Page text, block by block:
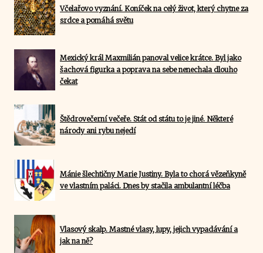
Včelařovo vyznání. Koníček na celý život, který chytne za
srdce a pomáhá světu
Mexický král Maxmilián panoval velice krátce. Byl jako
šachová figurka a poprava na sebe nenechala dlouho
čekat
Štědrovečerní večeře. Stát od státu to je jiné. Některé
národy ani rybu nejedí
Mánie šlechtičny Marie Justiny. Byla to chorá vězeňkyně
ve vlastním paláci. Dnes by stačila ambulantní léčba
Vlasový skalp. Mastné vlasy, lupy, jejich vypadávání a
jak na ně?